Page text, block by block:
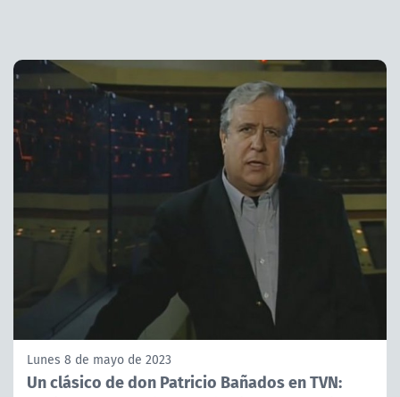
Lunes 8 de mayo de 2023
Un clásico de don Patricio Bañados en TVN: